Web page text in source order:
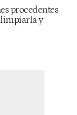
procedentes
limpiarla y